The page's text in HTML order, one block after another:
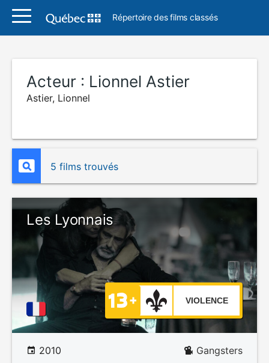
Répertoire des films classés
Acteur : Lionnel Astier
Astier, Lionnel
5 films trouvés
Les Lyonnais
VIOLENCE
2010 Gangsters